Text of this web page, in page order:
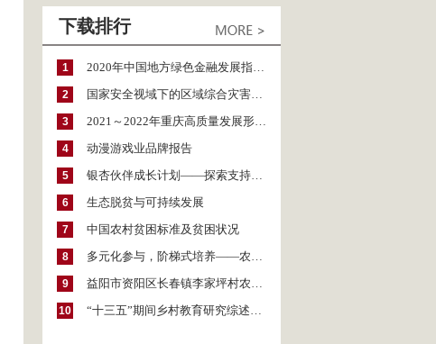
下载排行
1 2020年中国地方绿色金融发展指数报告
2 国家安全视域下的区域综合灾害风险防范与风险融资战略思考
3 2021～2022年重庆高质量发展形势分析与预测
4 动漫游戏业品牌报告
5 银杏伙伴成长计划——探索支持公益人才的路径
6 生态脱贫与可持续发展
7 中国农村贫困标准及贫困状况
8 多元化参与，阶梯式培养——农家女机构农村妇女参政项目介绍
9 益阳市资阳区长春镇李家坪村农民增收调研报告
10 “十三五”期间乡村教育研究综述（2015～2020）